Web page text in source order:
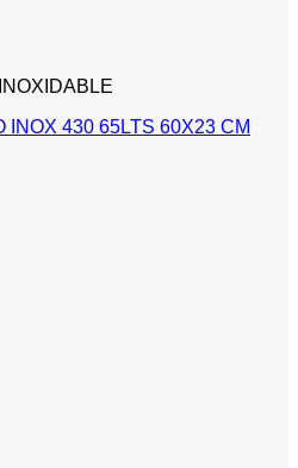
INOX 430 65LTS 60X23 CM